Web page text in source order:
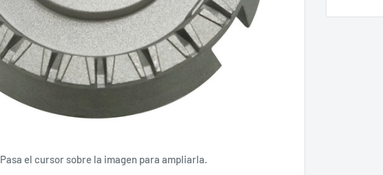
Pasa el cursor sobre la imagen para ampliarla.